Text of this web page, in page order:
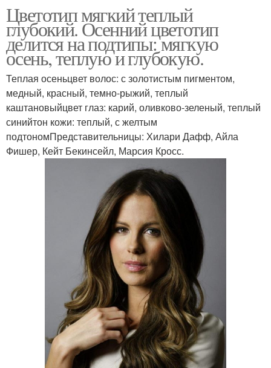
Цветотип мягкий теплый
глубокий. Осенний цветотип
делится на подтипы: мягкую
осень, теплую и глубокую.
Теплая осеньцвет волос: с золотистым пигментом,
медный, красный, темно-рыжий, теплый
каштановыйцвет глаз: карий, оливково-зеленый, теплый
синийтон кожи: теплый, с желтым
подтономПредставительницы: Хилари Дафф, Айла
Фишер, Кейт Бекинсейл, Марсия Кросс.